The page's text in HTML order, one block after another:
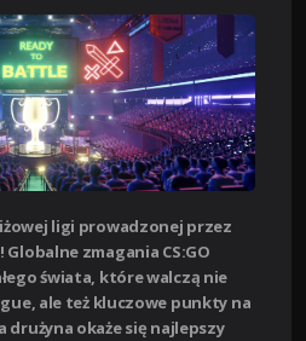
ligi prowadzonej przez
Globalne zmagania CS:GO
świata, które walczą nie
ale też kluczowe punkty na
drużyna okaże się najlepszy